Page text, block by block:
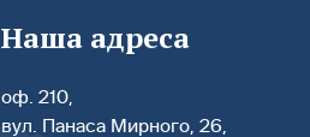
Наша адреса
оф. 210,
вул. Панаса Мирного, 26,